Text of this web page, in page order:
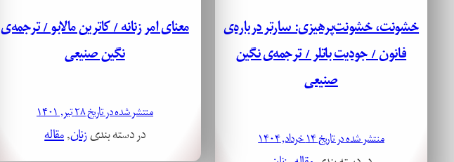
خشونت، خشونت‌پرهیزی: سارتر درباره‌ی
فانون / جودیت باتلر / ترجمه‌ی نگین
صنیعی
منتشر شده در تاریخ ۱۴ خرداد, ۱۴۰۴
معنای امر زنانه / کاترین مالابو / ترجمه‌ی
نگین صنیعی
منتشر شده در تاریخ ۲۸ تیر, ۱۴۰۱
در دسته بندیزنان, مقاله